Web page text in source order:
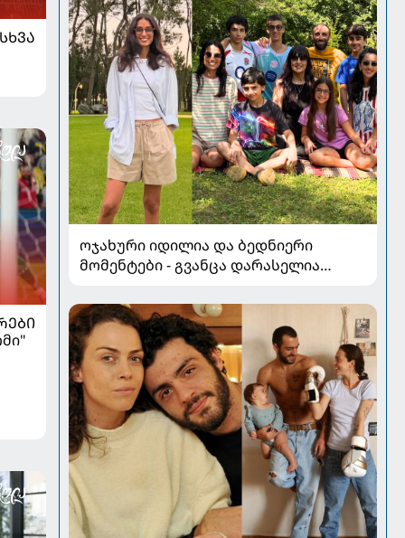
ოჯახური იდილია და ბედნიერი
მომენტები - გვანცა დარასელია
კადრებს აზიარებს